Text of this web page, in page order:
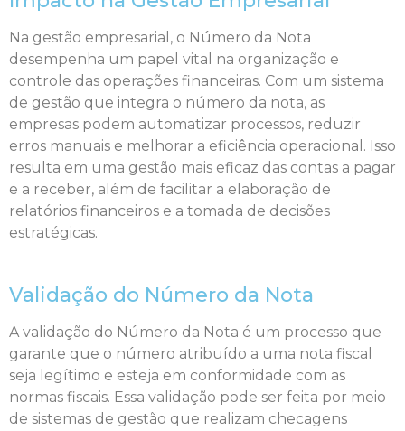
Na gestão empresarial, o Número da Nota
desempenha um papel vital na organização e
controle das operações financeiras. Com um sistema
de gestão que integra o número da nota, as
empresas podem automatizar processos, reduzir
erros manuais e melhorar a eficiência operacional. Isso
resulta em uma gestão mais eficaz das contas a pagar
e a receber, além de facilitar a elaboração de
relatórios financeiros e a tomada de decisões
estratégicas.
Validação do Número da Nota
A validação do Número da Nota é um processo que
garante que o número atribuído a uma nota fiscal
seja legítimo e esteja em conformidade com as
normas fiscais. Essa validação pode ser feita por meio
de sistemas de gestão que realizam checagens